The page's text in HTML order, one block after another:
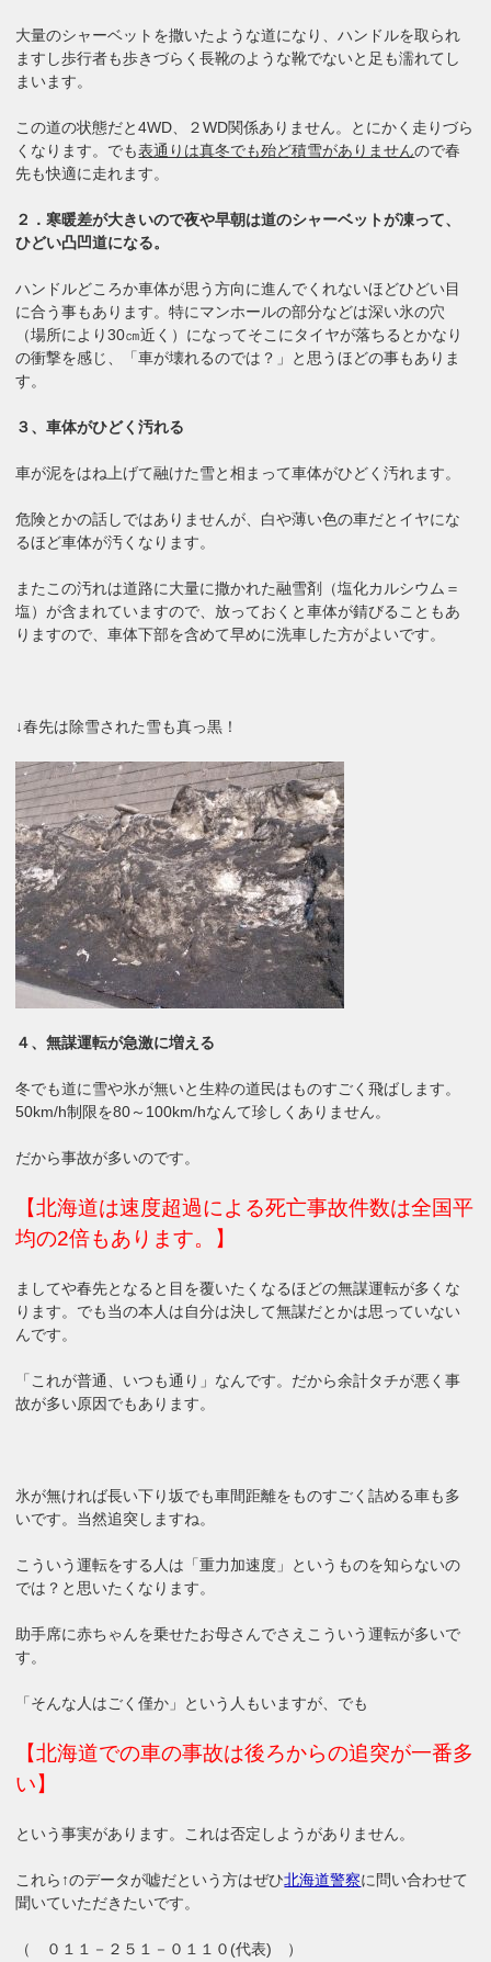
大量のシャーベットを撒いたような道になり、ハンドルを取られ
ますし歩行者も歩きづらく長靴のような靴でないと足も濡れてし
まいます。
この道の状態だと4WD、２WD関係ありません。とにかく走りづら
くなります。でも表通りは真冬でも殆ど積雪がありませんので春
先も快適に走れます。
２．寒暖差が大きいので夜や早朝は道のシャーベットが凍って、
ひどい凸凹道になる。
ハンドルどころか車体が思う方向に進んでくれないほどひどい目
に合う事もあります。特にマンホールの部分などは深い氷の穴
（場所により30㎝近く）になってそこにタイヤが落ちるとかなり
の衝撃を感じ、「車が壊れるのでは？」と思うほどの事もありま
す。
３、車体がひどく汚れる
車が泥をはね上げて融けた雪と相まって車体がひどく汚れます。
危険とかの話しではありませんが、白や薄い色の車だとイヤにな
るほど車体が汚くなります。
またこの汚れは道路に大量に撒かれた融雪剤（塩化カルシウム＝
塩）が含まれていますので、放っておくと車体が錆びることもあ
りますので、車体下部を含めて早めに洗車した方がよいです。
↓春先は除雪された雪も真っ黒！
４、無謀運転が急激に増える
冬でも道に雪や氷が無いと生粋の道民はものすごく飛ばします。
50km/h制限を80～100km/hなんて珍しくありません。
だから事故が多いのです。
【北海道は速度超過による死亡事故件数は全国平
均の2倍もあります。】
ましてや春先となると目を覆いたくなるほどの無謀運転が多くな
ります。でも当の本人は自分は決して無謀だとかは思っていない
んです。
「これが普通、いつも通り」なんです。だから余計タチが悪く事
故が多い原因でもあります。
氷が無ければ長い下り坂でも車間距離をものすごく詰める車も多
いです。当然追突しますね。
こういう運転をする人は「重力加速度」というものを知らないの
では？と思いたくなります。
助手席に赤ちゃんを乗せたお母さんでさえこういう運転が多いで
す。
「そんな人はごく僅か」という人もいますが、でも
【北海道での車の事故は後ろからの追突が一番多
い】
という事実があります。これは否定しようがありません。
これら↑のデータが嘘だという方はぜひ北海道警察に問い合わせて
聞いていただきたいです。
（ ０１１－２５１－０１１０(代表) ）